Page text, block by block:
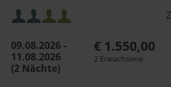
Mindestbelegung:
Maximalbelegung:
09.08.2026 -
11.08.2026
(2 Nächte)
€ 1.550,00
2 Erwachsene